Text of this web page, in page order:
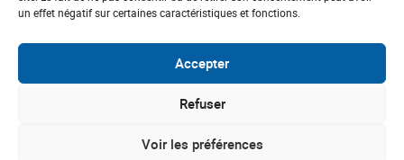
un effet négatif sur certaines caractéristiques et fonctions.
Accepter
Refuser
Voir les préférences